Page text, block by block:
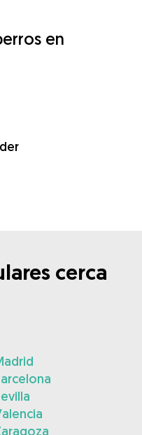
en
cerca